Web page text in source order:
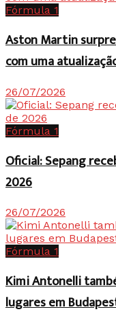
Fórmula 1
Aston Martin
com uma
26/07/2026
Fórmula 1
Oficial: Sepang
2026
26/07/2026
Fórmula 1
Kimi Antonelli
lugares em